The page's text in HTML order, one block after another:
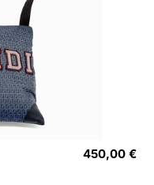
450,00 €